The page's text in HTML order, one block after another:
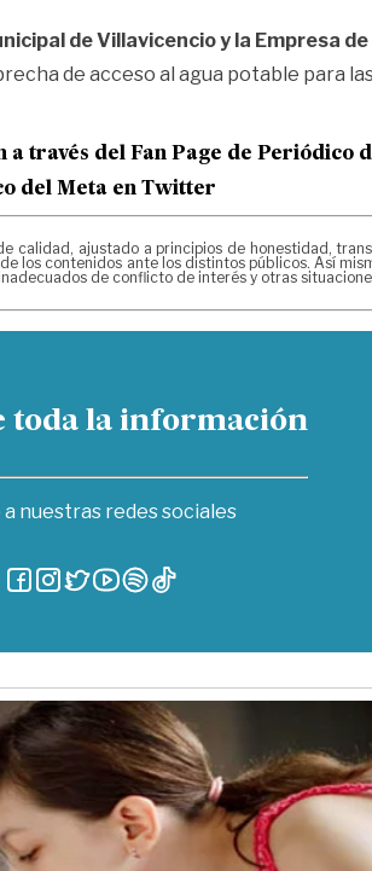
de Villavicencio y la Empresa
de acceso al agua potable para
través del Fan Page de Periódico
del Meta en Twitter
calidad, ajustado a principios de honestidad,
los contenidos ante los distintos públicos. Así
de conflicto de interés y otras
toda la información
nuestras redes sociales